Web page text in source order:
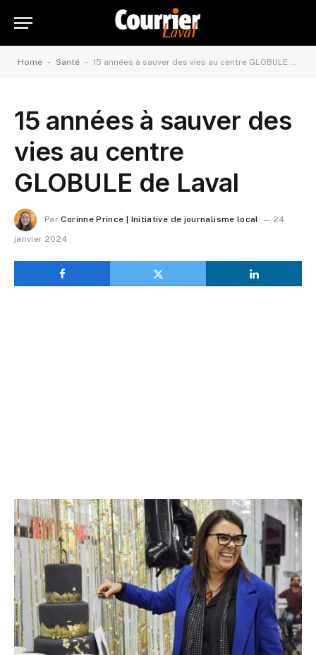
Home - Santé - 15 années à sauver des vies au centre GLOBULE de Laval
15 années à sauver des
vies au centre
GLOBULE de Laval
Par Corinne Prince | Initiative de journalisme local
24
janvier 2024